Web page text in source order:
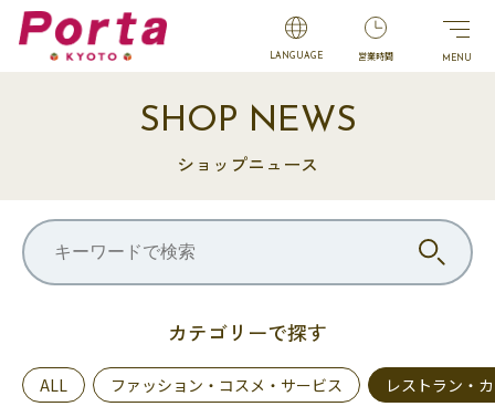
LANGUAGE 営業時間
SHOP NEWS
ショップニュース
カテゴリーで探す
ALL ファッション・コスメ・サービス レストラン・